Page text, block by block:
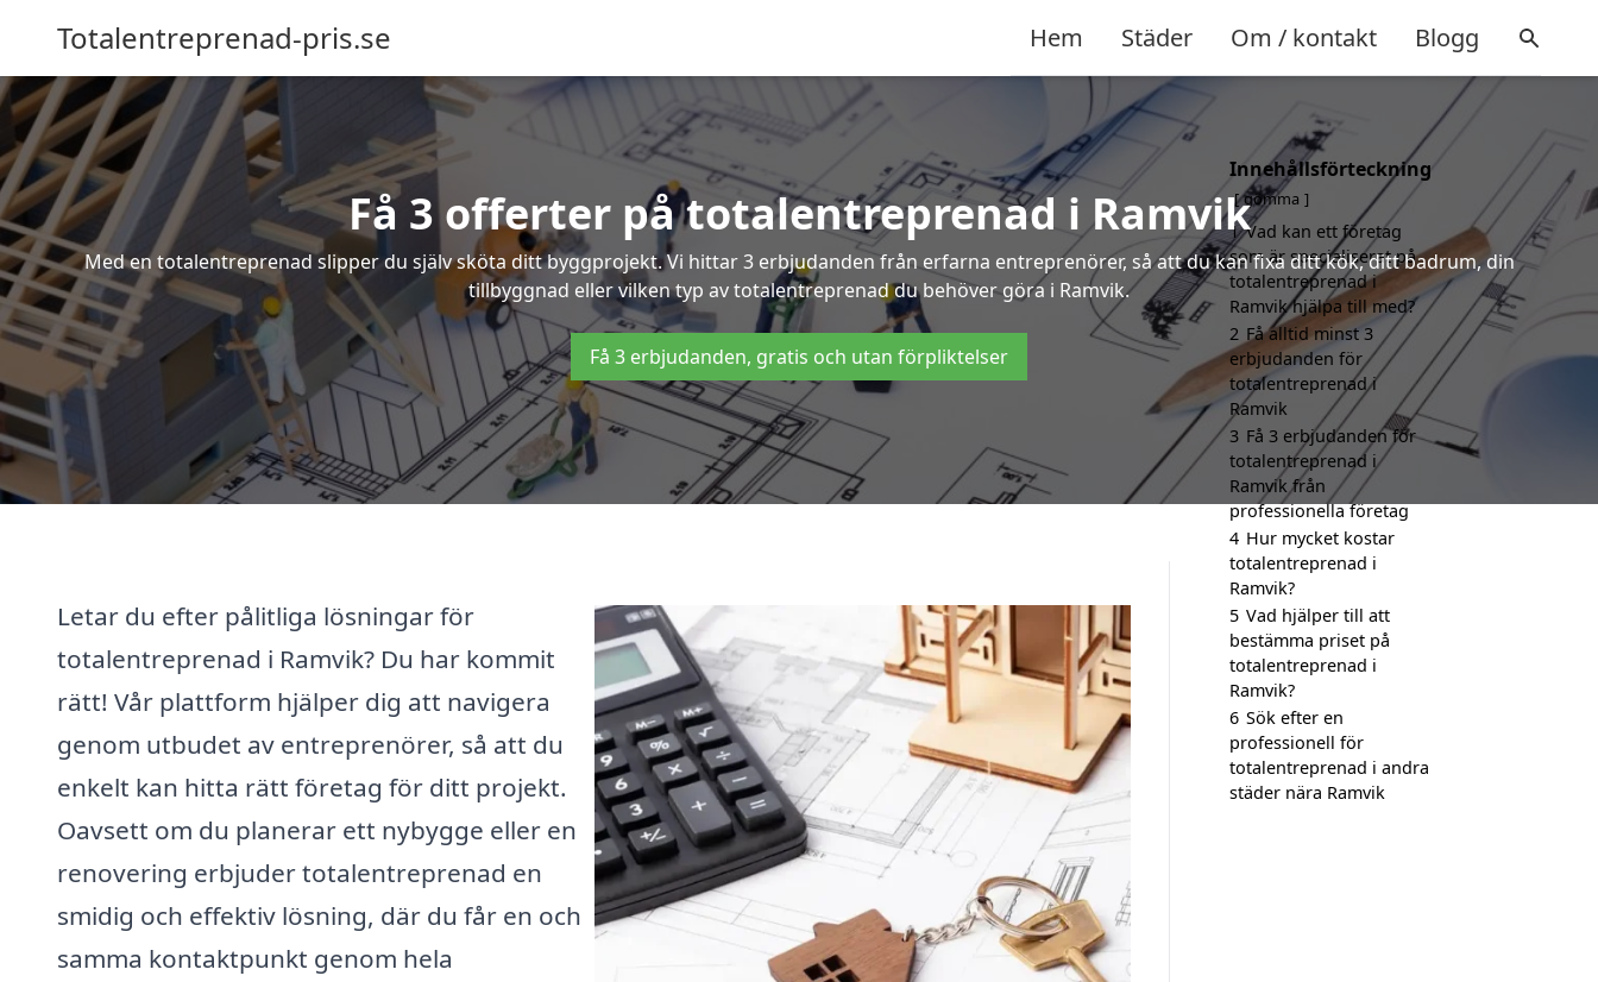
Totalentreprenad-pris.se Hem Städer Om / kontakt Blogg
Få 3 offerter på totalentreprenad i Ramvik
Med en totalentreprenad slipper du själv sköta ditt byggprojekt. Vi hittar 3 erbjudanden från erfarna entreprenörer, så att du kan fixa ditt kök, ditt badrum, din
tillbyggnad eller vilken typ av totalentreprenad du behöver göra i Ramvik.
Få 3 erbjudanden, gratis och utan förpliktelser
Letar du efter pålitliga lösningar för
totalentreprenad i Ramvik? Du har kommit
rätt! Vår plattform hjälper dig att navigera
genom utbudet av entreprenörer, så att du
enkelt kan hitta rätt företag för ditt projekt.
Oavsett om du planerar ett nybygge eller en
renovering erbjuder totalentreprenad en
smidig och effektiv lösning, där du får en och
samma kontaktpunkt genom hela
Innehållsförteckning
gömma
1 Vad kan ett företag
som är specialiserat på
totalentreprenad i
Ramvik hjälpa till med?
2 Få alltid minst 3
erbjudanden för
totalentreprenad i
Ramvik
3 Få 3 erbjudanden för
totalentreprenad i
Ramvik från
professionella företag
4 Hur mycket kostar
totalentreprenad i
Ramvik?
5 Vad hjälper till att
bestämma priset på
totalentreprenad i
Ramvik?
6 Sök efter en
professionell för
totalentreprenad i andra
städer nära Ramvik